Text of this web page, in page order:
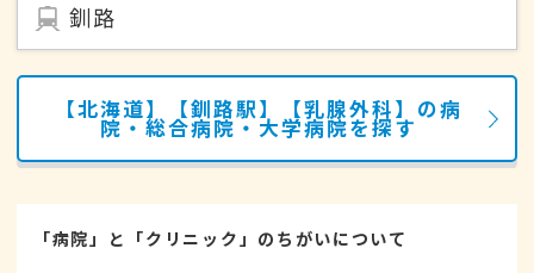
釧路
【北海道】【釧路駅】【乳腺外科】の病
院・総合病院・大学病院を探す
「病院」と「クリニック」のちがいについて